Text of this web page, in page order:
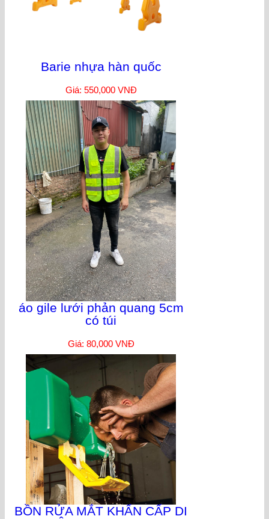
Barie nhựa hàn quốc
Giá: 550,000 VNĐ
áo gile lưới phản quang 5cm
có túi
Giá: 80,000 VNĐ
BỒN RỬA MẮT KHẨN CẤP DI